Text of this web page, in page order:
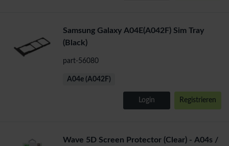
Samsung Galaxy A04E(A042F) Sim Tray
(Black)
part-56080
A04e (A042F)
Login Registrieren
Wave 5D Screen Protector (Clear) - A04s /